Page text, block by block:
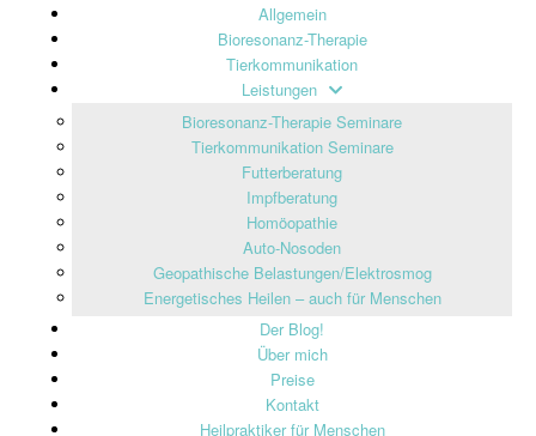
Allgemein
Bioresonanz-Therapie
Tierkommunikation
Leistungen
Bioresonanz-Therapie Seminare
Tierkommunikation Seminare
Futterberatung
Impfberatung
Homöopathie
Auto-Nosoden
Geopathische Belastungen/Elektrosmog
Energetisches Heilen – auch für Menschen
Der Blog!
Über mich
Preise
Kontakt
Heilpraktiker für Menschen